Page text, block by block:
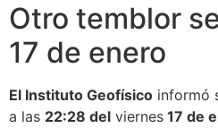
Otro temblor
17 de enero
El Instituto Geofísico informó
a las 22:28 del viernes 17 de